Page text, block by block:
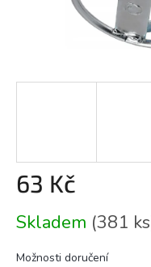
63 Kč
cena:
Skladem (381
Možnosti doručení